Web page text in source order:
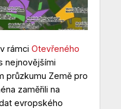
rámci Otevřeného
nejnovějšími
průzkumu Země pro
zaměřili na
evropského